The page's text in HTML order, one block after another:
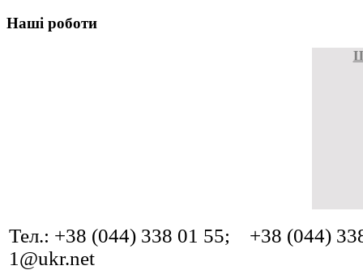
Наші роботи
Тел.: +38 (044) 338 01 55; +38 (044)
1@ukr.net